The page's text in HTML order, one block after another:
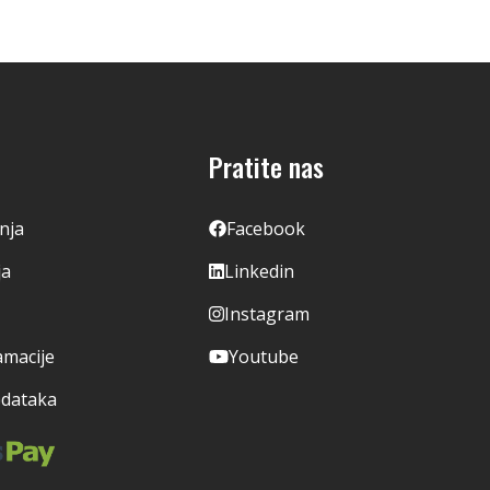
Pratite nas
Facebook
Linkedin
Instagram
Youtube